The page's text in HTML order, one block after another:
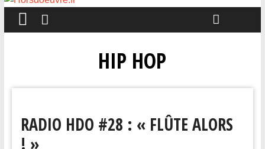
For The First Time, Again : Tyler Ballgame
HIP HOP
RADIO HDO #28 : « FLÛTE ALORS
! »